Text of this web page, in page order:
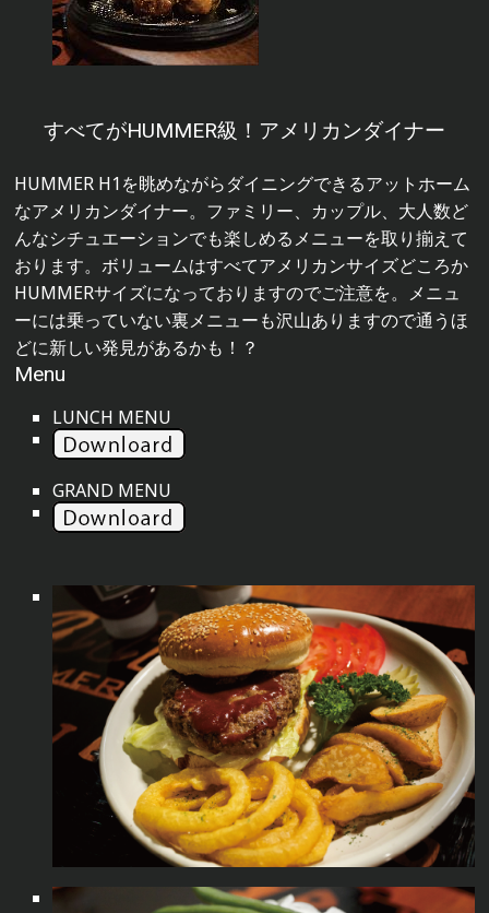
すべてがHUMMER級！アメリカンダイナー
HUMMER H1を眺めながらダイニングできるアットホーム
なアメリカンダイナー。ファミリー、カップル、大人数ど
んなシチュエーションでも楽しめるメニューを取り揃えて
おります。ボリュームはすべてアメリカンサイズどころか
HUMMERサイズになっておりますのでご注意を。メニュ
ーには乗っていない裏メニューも沢山ありますので通うほ
どに新しい発見があるかも！？
Menu
LUNCH MENU
GRAND MENU